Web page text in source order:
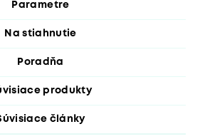
Parametre
Na stiahnutie
Poradňa
produkty
články